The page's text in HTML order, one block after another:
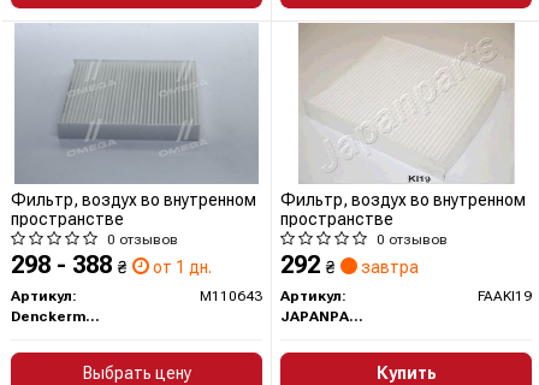
Фильтр, воздух во внутренном
пространстве
0 отзывов
298 - 388 ₴ от 1 дн.
Артикул:
M110643
Denckermann
Выбрать цену
Фильтр, воздух во внутренном
пространстве
0 отзывов
292 ₴ завтра
Артикул:
FAAKI19
JAPANPARTS
Купить